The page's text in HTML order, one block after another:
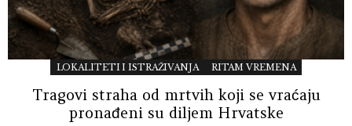
LOKALITETI I ISTRAŽIVANJA RITAM VREMENA
Tragovi straha od mrtvih koji se vraćaju
pronađeni su diljem Hrvatske